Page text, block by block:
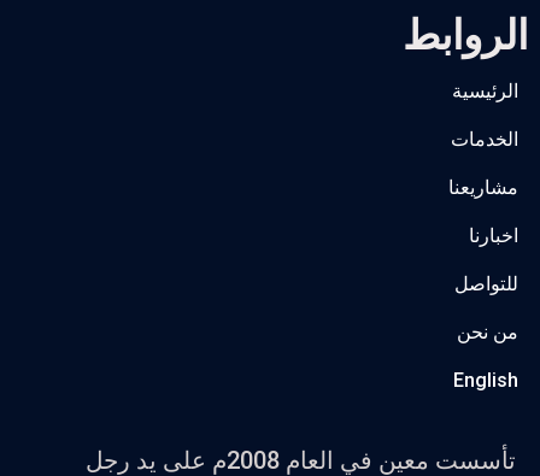
الروابط
الرئيسية
الخدمات
مشاريعنا
اخبارنا
للتواصل
من نحن
English
تأسست معين في العام 2008م على يد رجل